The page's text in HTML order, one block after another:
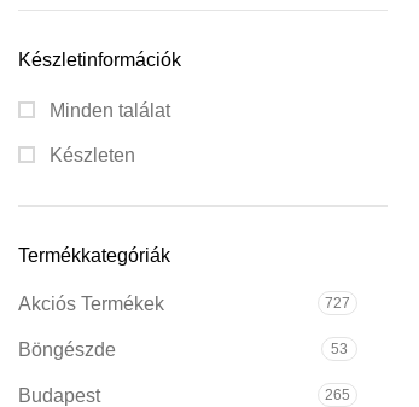
Készletinformációk
Minden találat
Készleten
Termékkategóriák
Akciós Termékek 727
Böngészde 53
Budapest 265